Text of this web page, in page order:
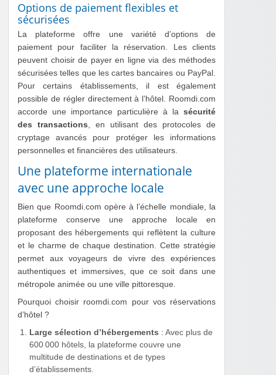
Options de paiement flexibles et
sécurisées
La plateforme offre une variété d’options de
paiement pour faciliter la réservation. Les clients
peuvent choisir de payer en ligne via des méthodes
sécurisées telles que les cartes bancaires ou PayPal.
Pour certains établissements, il est également
possible de régler directement à l’hôtel. Roomdi.com
accorde une importance particulière à la sécurité
des transactions, en utilisant des protocoles de
cryptage avancés pour protéger les informations
personnelles et financières des utilisateurs.
Une plateforme internationale
avec une approche locale
Bien que Roomdi.com opère à l’échelle mondiale, la
plateforme conserve une approche locale en
proposant des hébergements qui reflètent la culture
et le charme de chaque destination. Cette stratégie
permet aux voyageurs de vivre des expériences
authentiques et immersives, que ce soit dans une
métropole animée ou une ville pittoresque.
Pourquoi choisir roomdi.com pour vos réservations
d’hôtel ?
Large sélection d’hébergements : Avec plus de
600 000 hôtels, la plateforme couvre une
multitude de destinations et de types
d’établissements.